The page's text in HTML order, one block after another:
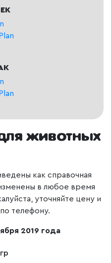
животных
как справочная
в любое время
уточняйте цену и
телефону.
2019 года